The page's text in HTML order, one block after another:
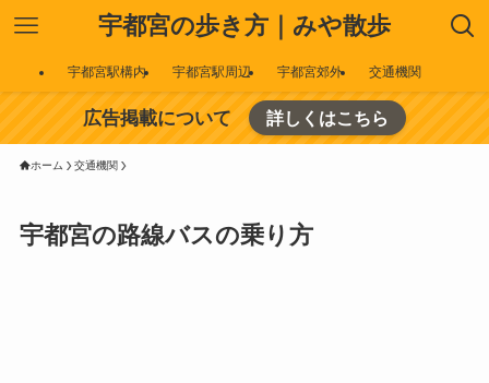
宇都宮の歩き方｜みや散歩
宇都宮駅構内 宇都宮駅周辺 宇都宮郊外 交通機関
広告掲載について 詳しくはこちら
ホーム 交通機関
宇都宮の路線バスの乗り方